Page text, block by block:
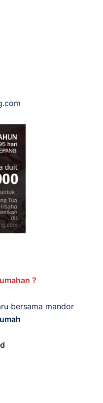
?
bersama mandor